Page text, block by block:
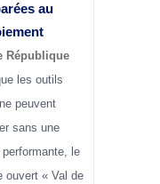
au
République
les outils
peuvent
sans une
le
ouvert « Val de